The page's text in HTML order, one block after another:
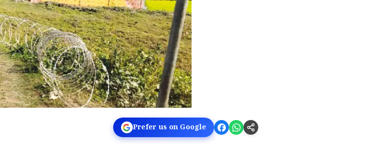
Prefer us on Google